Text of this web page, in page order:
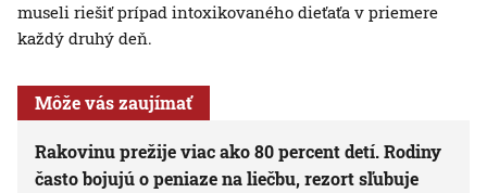
museli riešiť prípad intoxikovaného dieťaťa v priemere
každý druhý deň.
Môže vás zaujímať
Rakovinu prežije viac ako 80 percent detí. Rodiny
často bojujú o peniaze na liečbu, rezort sľubuje